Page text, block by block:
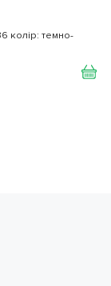
колір: темно-